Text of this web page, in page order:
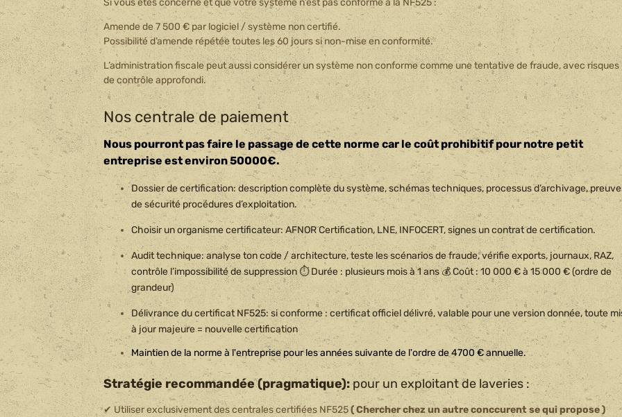
Si vous êtes concerné et que votre système n’est pas conforme à la NF525 :
Amende de 7 500 € par logiciel / système non certifié.
Possibilité d’amende répétée toutes les 60 jours si non-mise en conformité.
L’administration fiscale peut aussi considérer un système non conforme comme une tentative de fraude, avec risques
de contrôle approfondi.
Nos centrale de paiement
Nous pourront pas faire le passage de cette norme car le coût prohibitif pour notre petit
entreprise est environ 50000€.
Dossier de certification: description complète du système, schémas techniques, processus d’archivage,
de sécurité procédures d’exploitation.
Choisir un organisme certificateur: AFNOR Certification, LNE, INFOCERT, signes un contrat de certification.
Audit technique: analyse ton code / architecture, teste les scénarios de fraude, vérifie exports, journaux, RAZ,
contrôle l’impossibilité de suppression ⏱️ Durée : plusieurs mois à 1 ans 💰 Coût : 10 000 € à 15 000 € (ordre de
grandeur)
Délivrance du certificat NF525: si conforme : certificat officiel délivré, valable pour une version donnée, toute
à jour majeure = nouvelle certification
Maintien de la norme à l'entreprise pour les années suivante de l'ordre de 4700 € annuelle.
Stratégie recommandée (pragmatique):pour un exploitant de laveries :
✔ Utiliser exclusivement des centrales certifiées NF525( Chercher chez un autre conccurent se qui propose )